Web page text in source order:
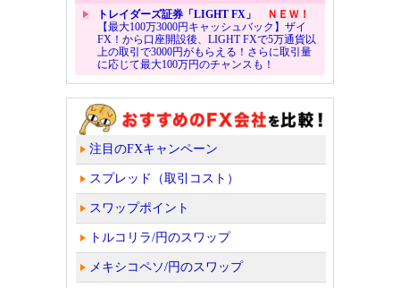
トレイダーズ証券「LIGHT FX」
ＮＥＷ！
【最大100万3000円キャッシュバック】ザイ
FX！から口座開設後、LIGHT FXで5万通貨以
上の取引で3000円がもらえる！さらに取引量
に応じて最大100万円のチャンスも！
注目のFXキャンペーン
スプレッド（取引コスト）
スワップポイント
トルコリラ/円のスワップ
メキシコペソ/円のスワップ